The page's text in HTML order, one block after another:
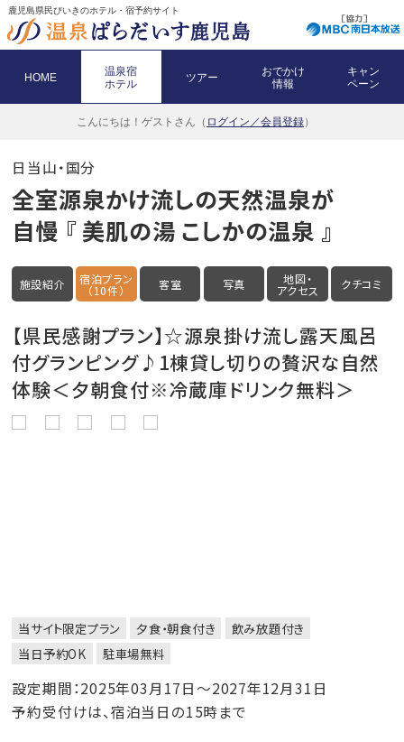
鹿児島県民びいきのホテル・宿予約サイト
HOME
温泉宿
ホテル
ツアー
おでかけ
情報
キャン
ペーン
こんにちは！ ゲストさん（ ログイン／会員登録）
日当山・国分
全室源泉かけ流しの天然温泉が
自慢 『 美肌の湯 こしかの温泉 』
施設紹介 宿泊プラン
（10件） 客室 写真 地図・
アクセス クチコミ
【県民感謝プラン】☆源泉掛け流し露天風呂
付グランピング♪1棟貸し切りの贅沢な自然
体験＜夕朝食付※冷蔵庫ドリンク無料＞
当サイト限定プラン 夕食・朝食付き
飲み放題付き
当日予約OK
駐車場無料
設定期間：2025年03月17日～2027年12月31日
予約受付けは、宿泊当日の15時まで